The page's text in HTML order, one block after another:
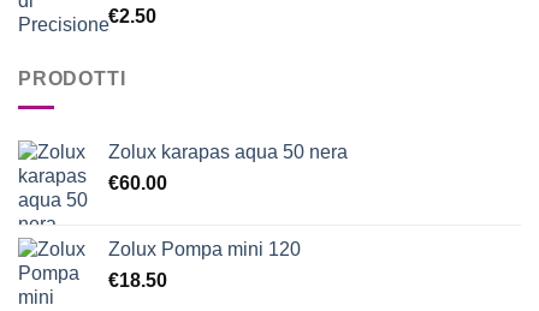
Valutato
5.00
€2.50
PRODOTTI
Zolux karapas aqua 50 nera
€60.00
Zolux Pompa mini 120
€18.50